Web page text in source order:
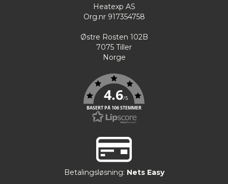
Heatexp AS
Org.nr 917354758
Østre Rosten 102B
7075 Tiller
Norge
4.6/5
BASERT PÅ 106 STEMMER
Betalingsløsning: Nets Easy